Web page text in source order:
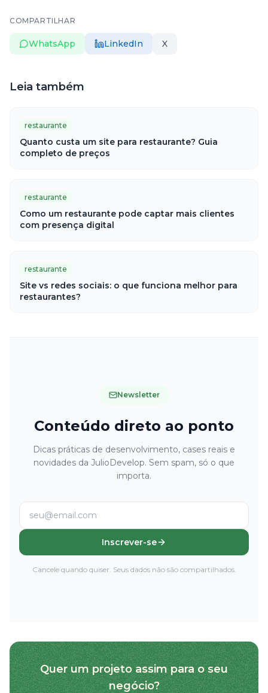
COMPARTILHAR
WhatsApp LinkedIn X
Leia também
restaurante
Quanto custa um site para restaurante? Guia
completo de preços
restaurante
Como um restaurante pode captar mais clientes
com presença digital
restaurante
Site vs redes sociais: o que funciona melhor para
restaurantes?
Newsletter
Conteúdo direto ao ponto
Dicas práticas de desenvolvimento, cases reais e
novidades da JulioDevelop. Sem spam, só o que
importa.
Inscrever-se
Cancele quando quiser. Seus dados não são compartilhados.
Quer um projeto assim para o seu
negócio?